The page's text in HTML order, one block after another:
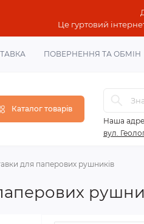
Це гуртовий
ПОВЕРНЕННЯ ТА ОБМІН
Каталог товарів
Наша
вул.
для паперових рушників